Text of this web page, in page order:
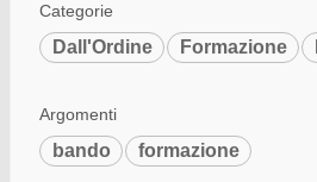
Categorie
Dall'Ordine Formazione
Argomenti
bando formazione